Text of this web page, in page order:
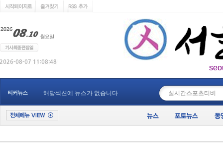
티커뉴스 해당섹션에 뉴스가 없습니다